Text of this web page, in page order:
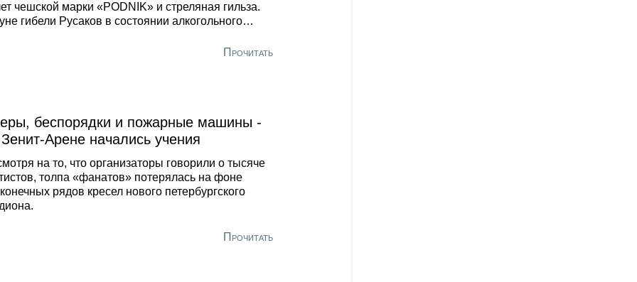
чешской марки «PODNIK» и стреляная гильза.
гибели Русаков в состоянии алкогольного
Прочитать
беспорядки и пожарные машины -
Арене начались учения
на то, что организаторы говорили о тысяче
толпа «фанатов» потерялась на фоне
рядов кресел нового петербургского
Прочитать